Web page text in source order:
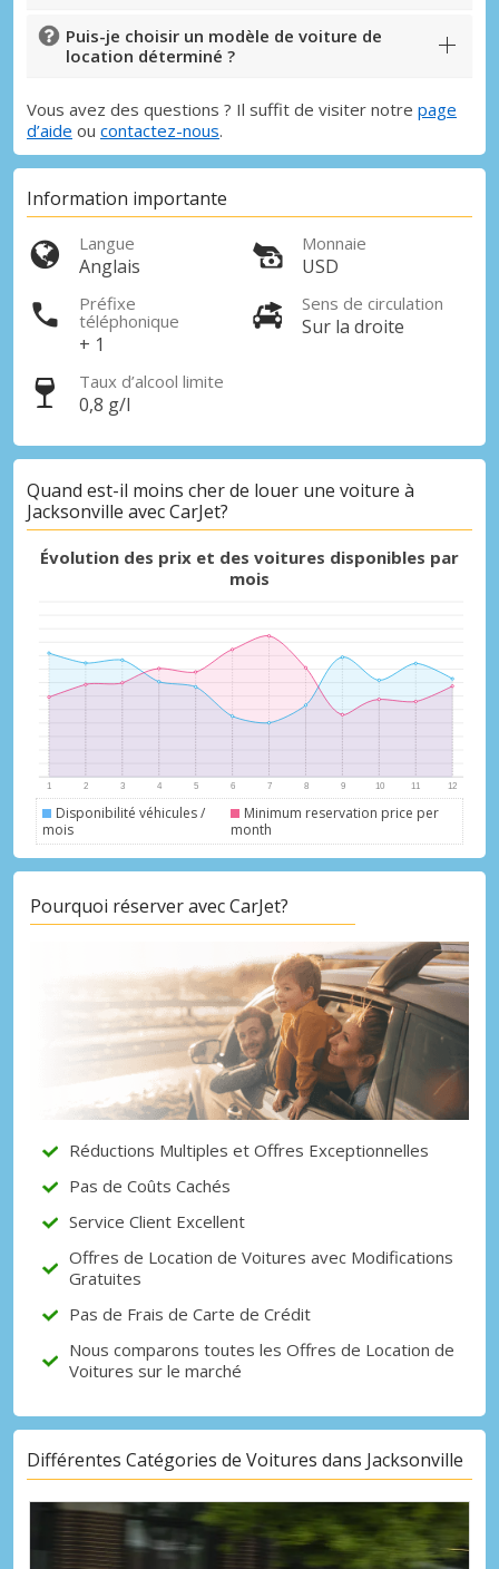
Promotions spéciales
Se connecter avec eLink
Puis-je choisir un modèle de voiture de
location déterminé ?
Vous avez des questions ? Il suffit de visiter notre page
d’aide ou contactez-nous.
Information importante
Langue
Anglais
Monnaie
USD
Préfixe
téléphonique
+ 1
Sens de circulation
Sur la droite
Taux d’alcool limite
0,8 g/l
Quand est-il moins cher de louer une voiture à
Jacksonville avec CarJet?
Évolution des prix et des voitures disponibles par
mois
Disponibilité véhicules /
mois
Minimum reservation price per
month
Pourquoi réserver avec CarJet?
Réductions Multiples et Offres Exceptionnelles
Pas de Coûts Cachés
Service Client Excellent
Offres de Location de Voitures avec Modifications
Gratuites
Pas de Frais de Carte de Crédit
Nous comparons toutes les Offres de Location de
Voitures sur le marché
Différentes Catégories de Voitures dans Jacksonville